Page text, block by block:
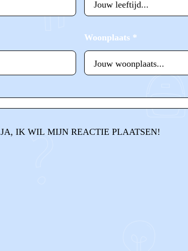
Woonplaats *
JA, IK WIL MIJN REACTIE PLAATSEN!